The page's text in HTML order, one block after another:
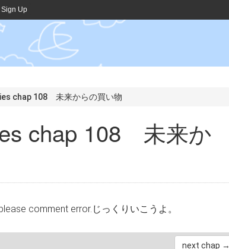
Sign Up
chap 108 未来からの買い物
chap 108 未来か
comment error.じっくりいこうよ。
next chap →